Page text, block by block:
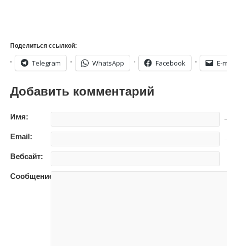
Поделиться ссылкой:
Telegram WhatsApp Facebook E-
Добавить комментарий
Имя:
Email:
Вебсайт:
Сообщение: